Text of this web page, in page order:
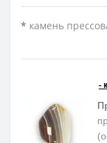
* камень
-